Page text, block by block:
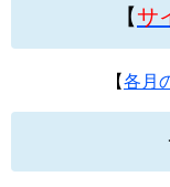
【サ
【各月